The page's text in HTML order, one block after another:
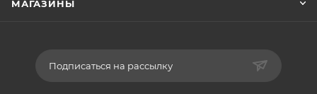
МАГАЗИНЫ
Подписаться на рассылку